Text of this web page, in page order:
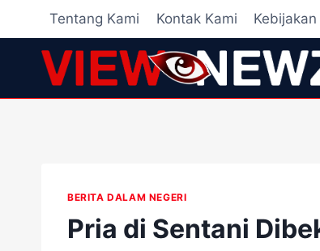
content
Tentang Kami Kontak Kami
BERITA DALAM NEGERI
Pria di Sentani